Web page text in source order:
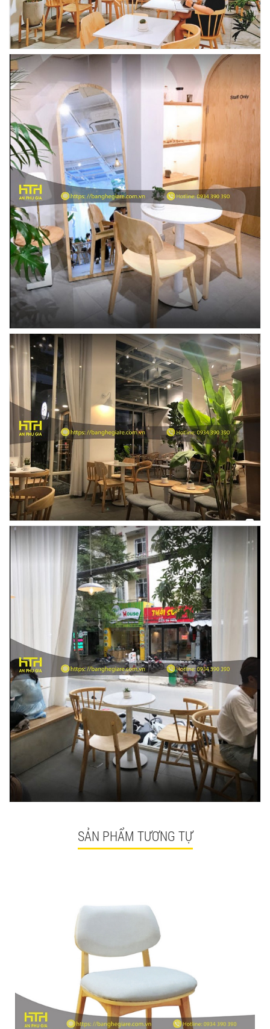
SẢN PHẨM TƯƠNG TỰ